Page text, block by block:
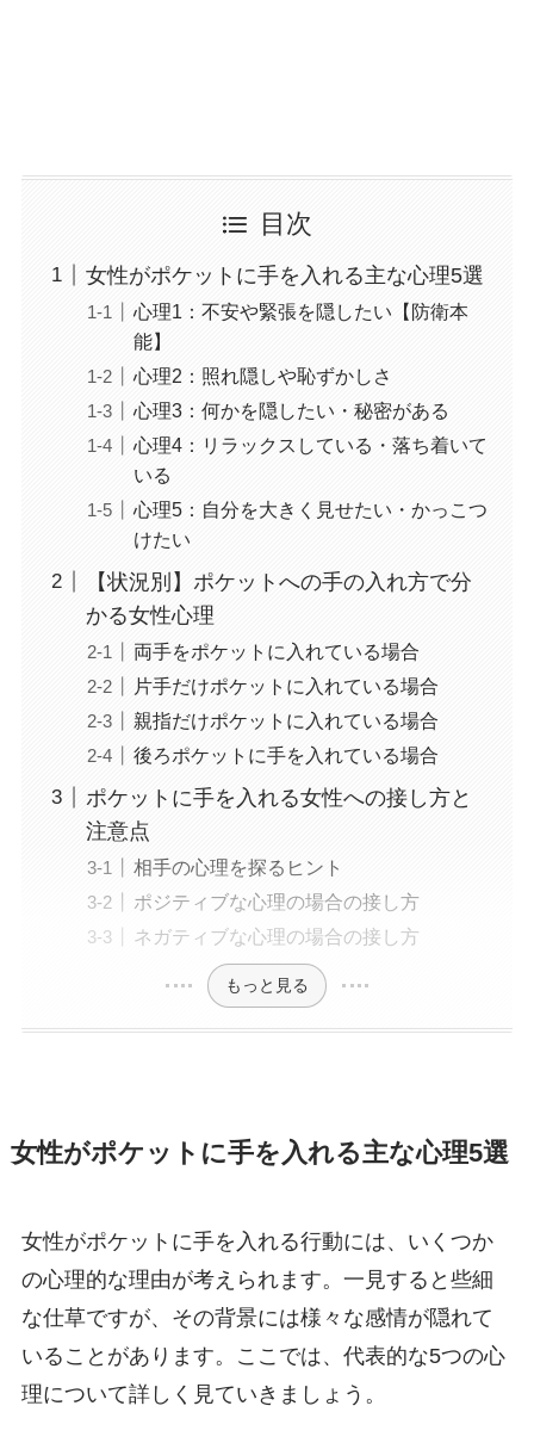
目次
女性がポケットに手を入れる主な心理5選
心理1：不安や緊張を隠したい【防衛本
能】
心理2：照れ隠しや恥ずかしさ
心理3：何かを隠したい・秘密がある
心理4：リラックスしている・落ち着いて
いる
心理5：自分を大きく見せたい・かっこつ
けたい
【状況別】ポケットへの手の入れ方で分
かる女性心理
両手をポケットに入れている場合
片手だけポケットに入れている場合
親指だけポケットに入れている場合
後ろポケットに手を入れている場合
ポケットに手を入れる女性への接し方と
注意点
相手の心理を探るヒント
ポジティブな心理の場合の接し方
ネガティブな心理の場合の接し方
もっと見る
女性がポケットに手を入れる主な心理5選
女性がポケットに手を入れる行動には、いくつか
の心理的な理由が考えられます。一見すると些細
な仕草ですが、その背景には様々な感情が隠れて
いることがあります。ここでは、代表的な5つの心
理について詳しく見ていきましょう。